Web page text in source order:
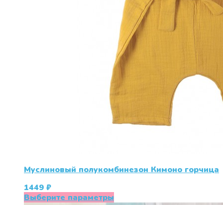
Муслиновый полукомбинезон Кимоно горчица
1449 ₽
Выберите параметры